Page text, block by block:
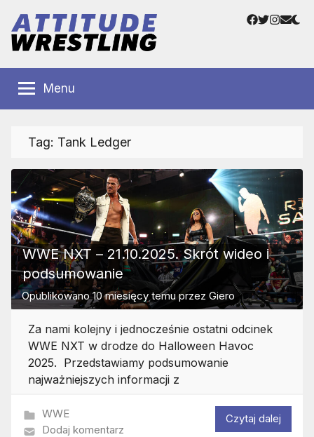
treści
Wrestling
Polska
Wrestlingu
Facebook
Twitter
Menu
Tag: Tank Ledger
WWE NXT – 21.10.2025. Skrót wideo i
podsumowanie
Opublikowano10 miesięcy temuprzez Giero
Za nami kolejny i jednocześnie ostatni odcinek
WWE NXT w drodze do Halloween Havoc
2025. Przedstawiamy podsumowanie
najważniejszych informacji z
WWE
Dodaj komentarz
Czytaj dalej